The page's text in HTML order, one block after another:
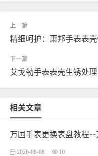
精细呵护：萧邦手表表
艾戈勒手表表壳生锈处
相关文章
万国手表更换表盘教程
2026-08-08 10